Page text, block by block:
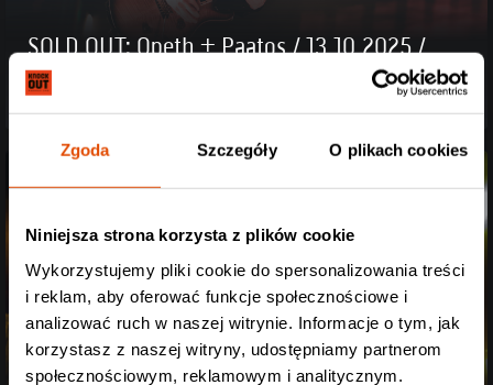
Zgoda Szczegóły O plikach cookies
Niniejsza strona korzysta z plików cookie
Wykorzystujemy pliki cookie do spersonalizowania treści
i reklam, aby oferować funkcje społecznościowe i
analizować ruch w naszej witrynie. Informacje o tym, jak
korzystasz z naszej witryny, udostępniamy partnerom
społecznościowym, reklamowym i analitycznym.
SOLD OUT: Opeth + Paatos / 13.10.2025 /
"ICE Kraków Congress Centre" Kraków